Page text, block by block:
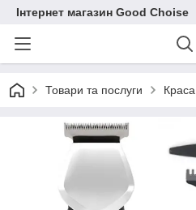
Інтернет магазин Good Choise
Товари та послуги